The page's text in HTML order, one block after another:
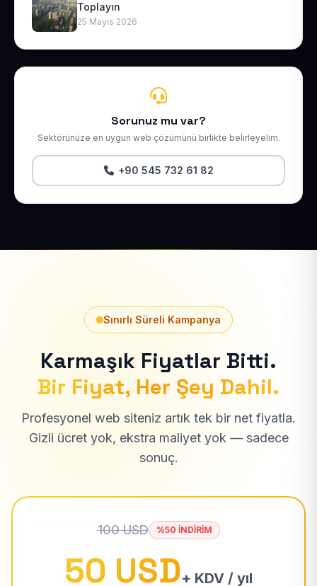
Toplayın
25 Mayıs 2026
Sorunuz mu var?
Sektörünüze en uygun web çözümünü birlikte belirleyelim.
+90 545 732 61 82
Sınırlı Süreli Kampanya
Karmaşık Fiyatlar Bitti.
Bir Fiyat, Her Şey Dahil.
Profesyonel web siteniz artık tek bir net fiyatla.
Gizli ücret yok, ekstra maliyet yok — sadece
sonuç.
100 USD %50 İNDİRİM
50 USD+ KDV / yıl